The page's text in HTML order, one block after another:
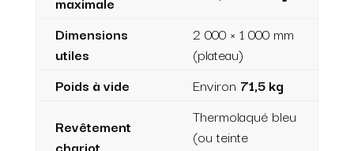
Dimensions
utiles
2 000 × 1 000 mm
(plateau)
Poids à vide
Environ 71,5 kg
Revêtement
Thermolaqué bleu
(ou teinte